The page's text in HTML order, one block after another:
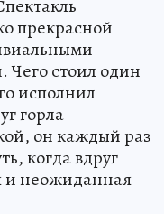
прекрасной
стоил один
исполнил
горла
он каждый раз
когда вдруг
и неожиданная